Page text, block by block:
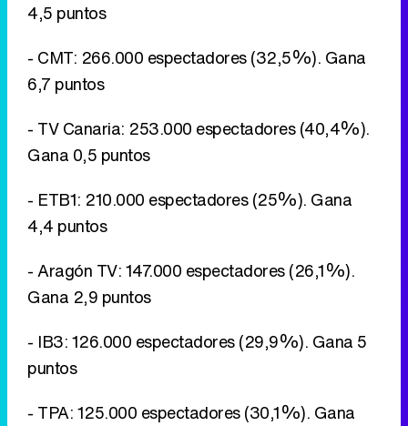
4,5 puntos
- CMT: 266.000 espectadores (32,5%). Gana
6,7 puntos
- TV Canaria: 253.000 espectadores (40,4%).
Gana 0,5 puntos
- ETB1: 210.000 espectadores (25%). Gana
4,4 puntos
- Aragón TV: 147.000 espectadores (26,1%).
Gana 2,9 puntos
- IB3: 126.000 espectadores (29,9%). Gana 5
puntos
- TPA: 125.000 espectadores (30,1%). Gana